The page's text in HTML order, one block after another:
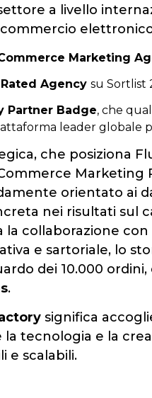
a livello
Marketing
Agency su Sortlist
Partner Badge, che
leader globale
che posiziona
Marketing
orientato ai
nei risultati sul
la collaborazione
e sartoriale, lo
dei 10.000
.
significa
la tecnologia e la
e scalabili.